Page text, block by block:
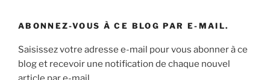
ABONNEZ-VOUS À CE BLOG PAR E-MAIL.
Saisissez votre adresse e-mail pour vous abonner à ce
blog et recevoir une notification de chaque nouvel